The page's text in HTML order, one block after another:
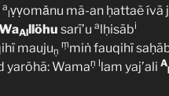
a
lṿṿomǎnu mã-an ḥattaẽ ívā
Alllöhu sarī’u alḥisābi
maujuṇ
ṃmiṅ fauqihï
yaröhā: Wamaṇ llam yaj’ali A
l